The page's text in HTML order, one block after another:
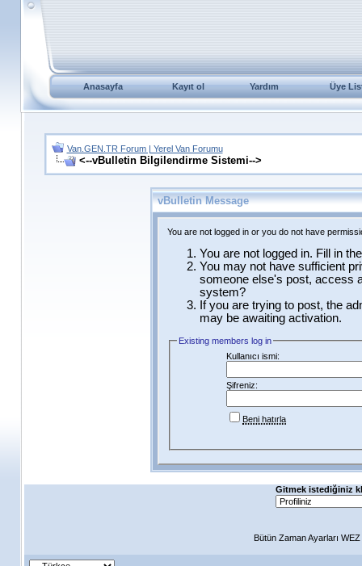
Anasayfa Kayıt ol Yardım Üye
Van.GEN.TR Forum | Yerel Van Forumu
<--vBulletin Bilgilendirme Sistemi-->
vBulletin Message
You are not logged in or you do not have
You are not logged in. Fill in
You may not have sufficient
someone else's post, access
system?
If you are trying to post, the
may be awaiting activation.
Existing members log in
Kullanıcı ismi:
Şifreniz:
Beni hatırla
Gitmek istediğiniz
Bütün Zaman Ayarları